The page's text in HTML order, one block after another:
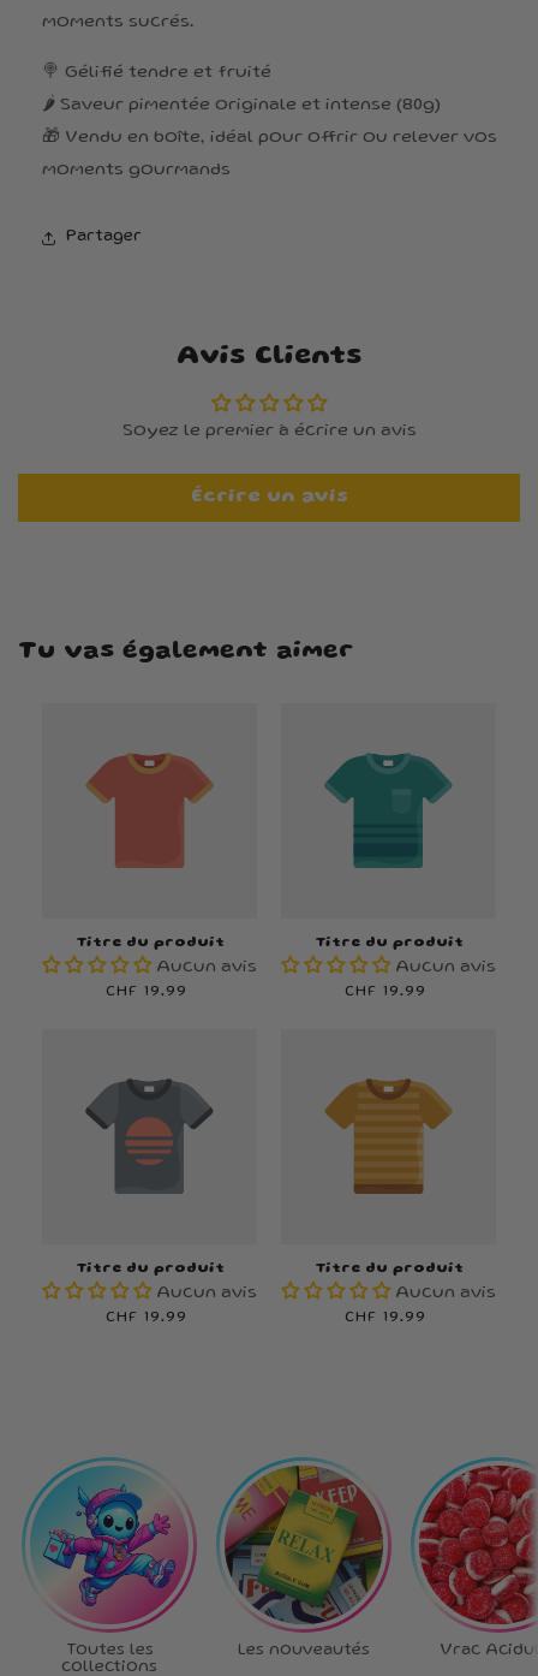
moments sucrés.
🍭 Gélifié tendre et fruité
🌶️ Saveur pimentée originale et intense (80g)
🎁 Vendu en boîte, idéal pour offrir ou relever vos
moments gourmands
Partager
Avis Clients
Soyez le premier à écrire un avis
Écrire un avis
Tu vas également aimer
Titre du produit
Aucun avis
Prix
CHF 19.99
Titre du produit
Aucun avis
Prix
CHF 19.99
Titre du produit
Aucun avis
Prix
CHF 19.99
Titre du produit
Aucun avis
Prix
CHF 19.99
Toutes les
collections
Les nouveautés Vrac